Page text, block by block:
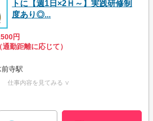
トに【週1日×2Ｈ～】実践研修制
度あり◎...
円
勤距離に応じて）
寺駅
仕事内容を見てみる ∨